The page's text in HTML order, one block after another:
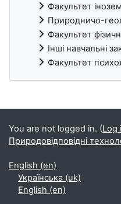
Факультет
Природничо-
Факультет
Інші навчальні
Факультет
Blocks
You are not logged in. (Log
Природовідповідні
English ‎(en)‎
Українська ‎(uk)‎
English ‎(en)‎